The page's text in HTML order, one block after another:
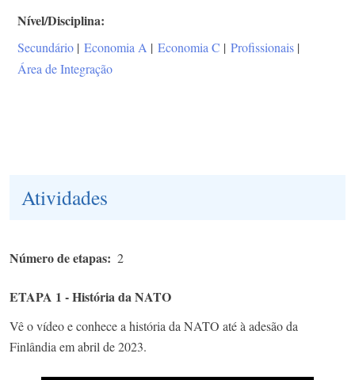
Nível/Disciplina
Secundário | Economia A | Economia C | Profissionais |
Área de Integração
Atividades
Número de etapas 2
ETAPA 1 - História da NATO
Vê o vídeo e conhece a história da NATO até à adesão da
Finlândia em abril de 2023.